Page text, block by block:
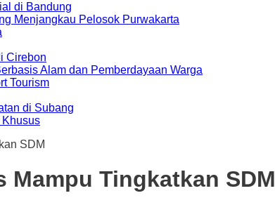
di Bandung
Menjangkau Pelosok Purwakarta
Cirebon
Alam dan Pemberdayaan Warga
Tourism
di Subang
SDM
Mampu Tingkatkan SDM